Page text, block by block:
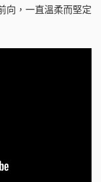
向，一直溫柔而堅定